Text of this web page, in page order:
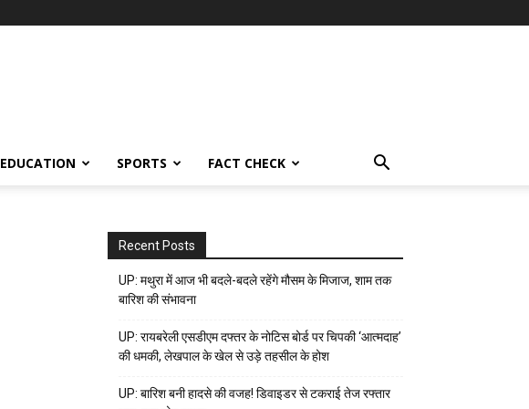
EDUCATION SPORTS FACT CHECK
Recent Posts
UP: मथुरा में आज भी बदले-बदले रहेंगे मौसम के मिजाज, शाम तक
बारिश की संभावना
UP: रायबरेली एसडीएम दफ्तर के नोटिस बोर्ड पर चिपकी ‘आत्मदाह’
की धमकी, लेखपाल के खेल से उड़े तहसील के होश
UP: बारिश बनी हादसे की वजह! डिवाइडर से टकराई तेज रफ्तार